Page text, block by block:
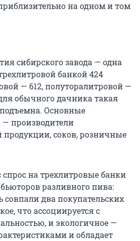
на одном и том
сибирского завода — одна
банкой 424
— 612, полуторалитровой —
обычного дачника такая
Основные
— производители
продукции, соков, розничные
спрос на трехлитровые банки
разливного пива:
совпали два покупательских
что ассоциируется с
и экологичное —
и обладает